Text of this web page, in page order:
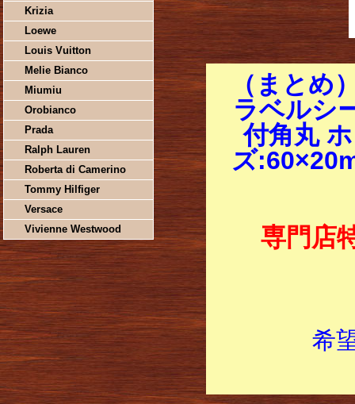
Krizia
Loewe
Louis Vuitton
Melie Bianco
Miumiu
Orobianco
Prada
Ralph Lauren
Roberta di Camerino
Tommy Hilfiger
Versace
Vivienne Westwood
（まとめ
ラベルシ
付角丸
ズ
専門店
希